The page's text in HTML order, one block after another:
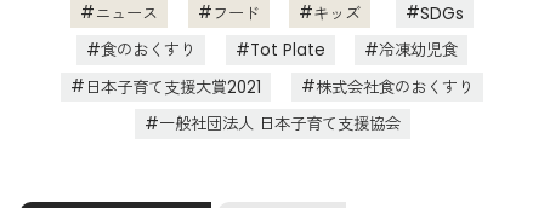
ニュース フード キッズ
SDGs
食のおくすり
Tot Plate
冷凍幼児食
日本子育て支援大賞2021
株式会社食のおくすり
一般社団法人 日本子育て支援協会